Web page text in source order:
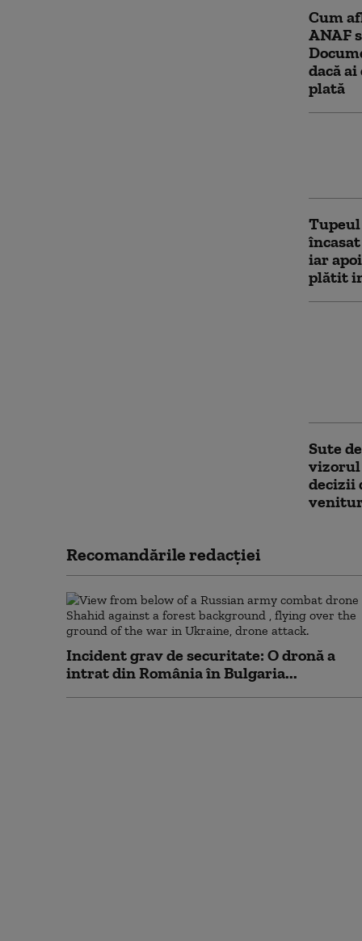
Cum
ANAF
dacă
plată
Tupeul
iar
plătit
Sute
vizorul
decizii
Recomandările redacţiei
Incident grav de securitate: O dronă a
intrat din România în Bulgaria...